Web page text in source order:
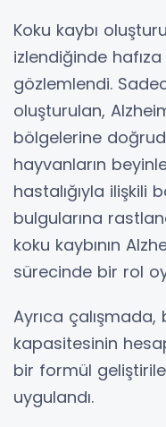
Koku kaybı
izlendiğinde
gözlemlendi.
oluşturulan,
bölgelerine
hayvanların
hastalığıyla ilişkili
bulgularına
koku kaybının
sürecinde bir rol
Ayrıca çalışmada,
kapasitesinin
bir formül
uygulandı.